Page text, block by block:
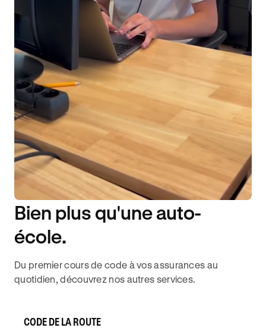
DISPONIBILITÉ 6J/7
Bien plus qu'une auto-
école.
Du premier cours de code à vos assurances au
quotidien, découvrez nos autres services.
CODE DE LA ROUTE